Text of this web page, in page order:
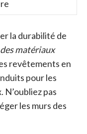
la durabilité de
matériaux
revêtements en
pour les
pas
les murs des